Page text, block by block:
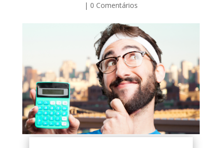
| 0 Comentários